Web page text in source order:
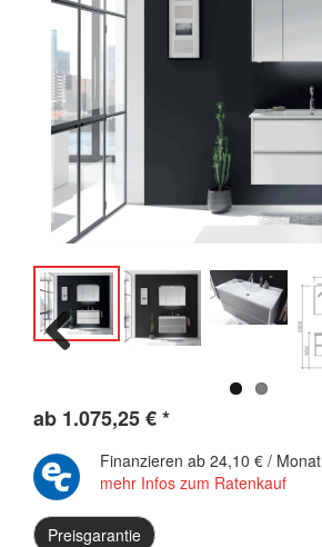
ab 1.075,25€*
Finanzieren ab 24,10 € / Monat
mehr Infos zum Ratenkauf
Preisgarantie